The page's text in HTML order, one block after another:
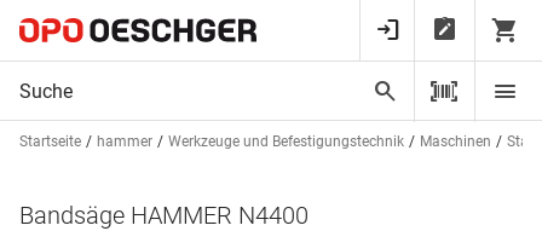
Startseite hammer Werkzeuge und Befestigungstechnik Maschinen
Bandsäge HAMMER N4400